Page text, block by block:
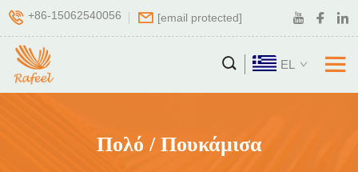
+86-15062540056 [email protected]
EL
Πολό / Πουκάμισα